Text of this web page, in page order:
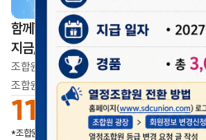
함께할수록 더 단단해집니다
지금, 우리의 목소리가 모이고 있습니다
조합원이 만드는 변화,
조합원이 만드는 삼성디스플레이의 내일
11,296명
*조합원가입 수 업데이트일2026.08.07